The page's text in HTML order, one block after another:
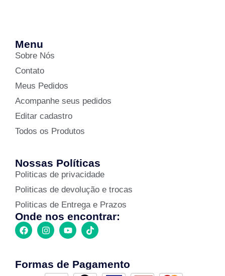
Menu
Sobre Nós
Contato
Meus Pedidos
Acompanhe seus pedidos
Editar cadastro
Todos os Produtos
Nossas Políticas
Politicas de privacidade
Politicas de devolução e trocas
Politicas de Entrega e Prazos
Onde nos encontrar:
Formas de Pagamento